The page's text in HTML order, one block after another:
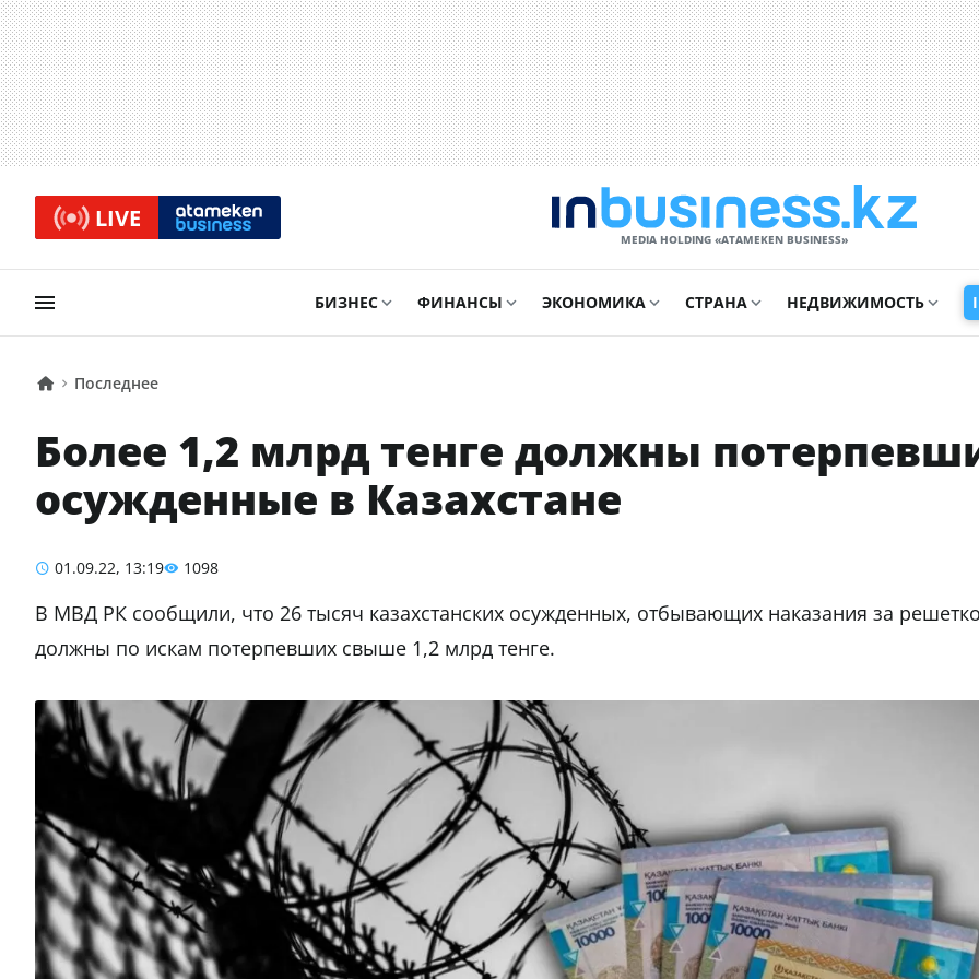
LIVE
MEDIA HOLDING «ATAMEKЕN BUSINESS»
БИЗНЕС ФИНАНСЫ ЭКОНОМИКА СТРАНА НЕДВИЖИМОСТЬ
Последнее
Более 1,2 млрд тенге должны
осужденные в Казахстане
01.09.22, 13:19 1098
В МВД РК сообщили, что 26 тысяч казахстанских осужденных, отбывающих наказания за
должны по искам потерпевших свыше 1,2 млрд тенге.